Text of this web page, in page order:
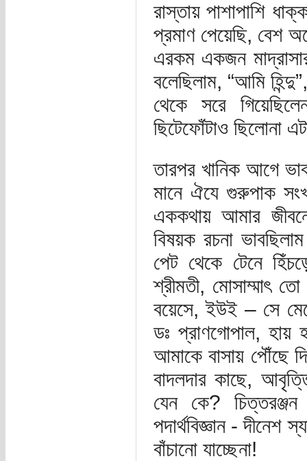
রাস্তায় পাশাপাশি
প্রমাণ পেয়েছি, বেশ
এরকম একজন মাদ্রাসার
বলেছিলাম, “আমি
থেকে সরে
ছিটেফোঁটাও ছিলোনা
তারপর খানিক আগে
মানে ঐযে গুরুপাক
এককথায় আমার
বিষয়ক রচনা
পেট থেকে টেনে
শ্রীমতী, মোসাম্মাৎ
বয়েসে, ইউই – সে
ডঃ প্রাণগোপাল, হায়
আমাকে বাসায় পৌঁছে
বাদলদার কাছে,
যেন কে?
পদার্থবিজ্ঞান - দীনেশ
বাঁচানো যাচ্ছেনা!